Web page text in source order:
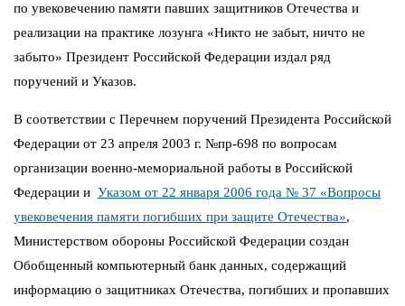
по увековечению памяти павших защитников Отечества и
реализации на практике лозунга «Никто не забыт, ничто не
забыто» Президент Российской Федерации издал ряд
поручений и Указов.
В соответствии с Перечнем поручений Президента Российской
Федерации от 23 апреля 2003 г. №пр-698 по вопросам
организации военно-мемориальной работы в Российской
Федерации и Указом от 22 января 2006 года № 37 «Вопросы
увековечения памяти погибших при защите Отечества»,
Министерством обороны Российской Федерации создан
Обобщенный компьютерный банк данных, содержащий
информацию о защитниках Отечества, погибших и пропавших